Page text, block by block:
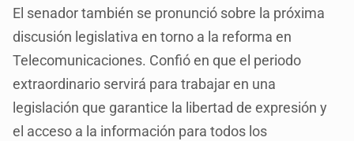
El senador también se pronunció sobre la próxima
discusión legislativa en torno a la reforma en
Telecomunicaciones. Confió en que el periodo
extraordinario servirá para trabajar en una
legislación que garantice la libertad de expresión y
el acceso a la información para todos los